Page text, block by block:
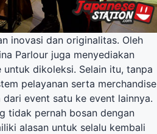
inovasi dan originalitas. Oleh
Parlour juga menyediakan
dikoleksi. Selain itu, tanpa
pelayanan serta merchandise
event satu ke event lainnya.
tidak pernah bosan dengan
alasan untuk selalu kembali